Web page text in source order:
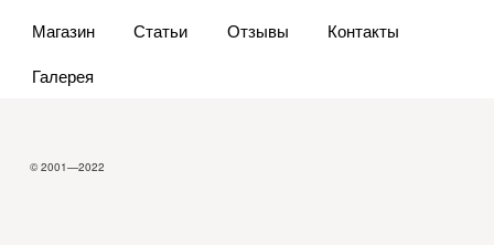
Магазин
Статьи Отзывы
Контакты
Галерея
© 2001—2022